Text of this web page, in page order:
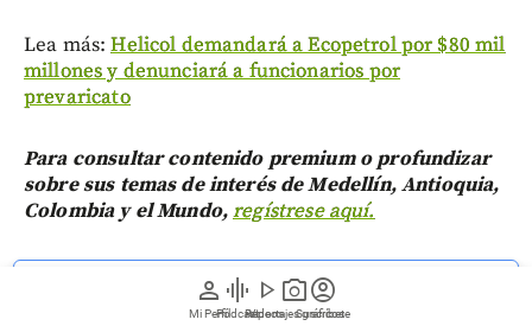
person
Mi Perfil
graphic_eq
Pódcast
play_arrow
Videos
photo_camera
Reportajes gráficos
account_circle
Suscríbete
Lea más:Helicol demandará a Ecopetrol por $80 mil
millones y denunciará a funcionarios por
prevaricato
Para consultar contenido premium o profundizar
sobre sus temas de interés de Medellín, Antioquia,
Colombia y el Mundo,regístrese aquí.
Siga las noticias de EL COLOMBIANO desde Google
News